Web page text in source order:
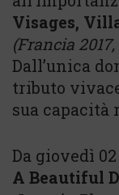
Visages,
(Francia 2017,
Dall’unica
tributo
sua
Da giovedì
A Beautiful